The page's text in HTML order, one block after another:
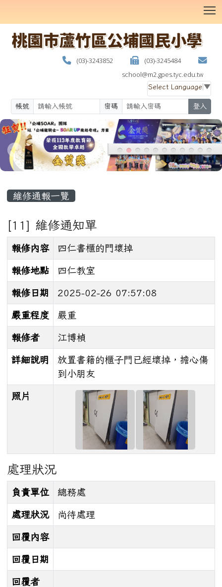
(03)-3243852
(03)-3245484
school@m2.gpes.tyc.edu.tw
Select Language ▼
帳號 密碼 登入
維修通報一覽
[11] 維修通知單
報修內容 四仁書櫃的門壞掉
報修地點 四仁教室
報修日期 2025-02-26 07:57:08
嚴重程度 嚴重
報修者 江博楨
詳細說明
放置書籍的櫃子門已經壞掉，擔心傷
到小朋友
照片
處理狀況
負責單位 總務處
處理狀況 尚待處理
回覆內容
回覆日期
回覆者